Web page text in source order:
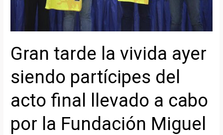
Gran tarde la vivida ayer
siendo partícipes del
acto final llevado a cabo
por la Fundación Miguel